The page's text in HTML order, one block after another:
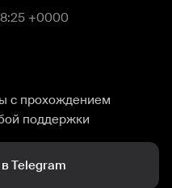
+0000
с прохождением
поддержки
Telegram